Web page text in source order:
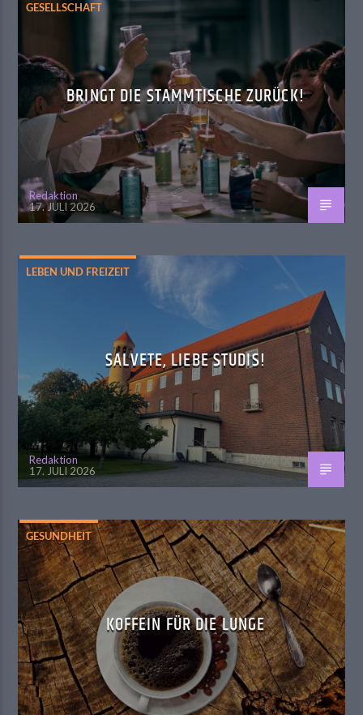
GESELLSCHAFT
BRINGT DIE STAMMTISCHE ZURÜCK!
Redaktion
17. JULI 2026
LEBEN UND FREIZEIT
SALVETE, LIEBE STUDIS!
Redaktion
17. JULI 2026
GESUNDHEIT
KOFFEIN FÜR DIE LUNGE